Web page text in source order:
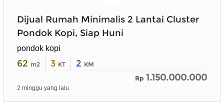
Dijual Rumah Minimalis 2 Lantai Cluster
Pondok Kopi, Siap Huni
pondok kopi
62 m2 3 KT 2 KM
Rp 1.150.000.000
2 minggu yang lalu